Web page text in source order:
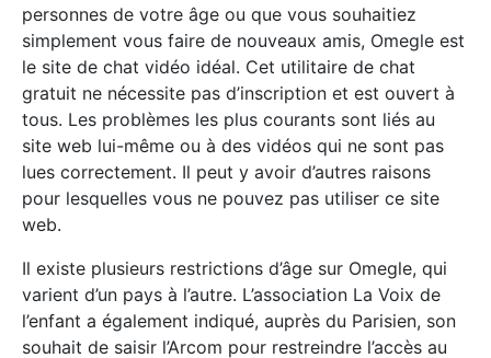
personnes de votre âge ou que vous souhaitiez
simplement vous faire de nouveaux amis, Omegle est
le site de chat vidéo idéal. Cet utilitaire de chat
gratuit ne nécessite pas d’inscription et est ouvert à
tous. Les problèmes les plus courants sont liés au
site web lui-même ou à des vidéos qui ne sont pas
lues correctement. Il peut y avoir d’autres raisons
pour lesquelles vous ne pouvez pas utiliser ce site
web.
Il existe plusieurs restrictions d’âge sur Omegle, qui
varient d’un pays à l’autre. L’association La Voix de
l’enfant a également indiqué, auprès du Parisien, son
souhait de saisir l’Arcom pour restreindre l’accès au